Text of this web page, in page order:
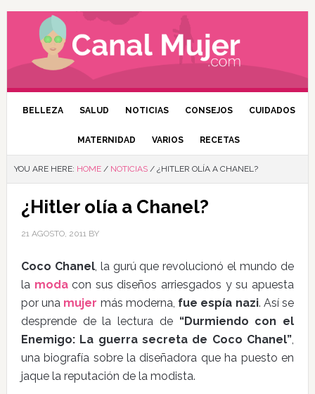
BELLEZA SALUD NOTICIAS CONSEJOS CUIDADOS
MATERNIDAD VARIOS RECETAS
YOU ARE HERE: HOME / NOTICIAS /¿HITLER OLÍA A CHANEL?
¿Hitler olía a Chanel?
21 AGOSTO, 2011BY
Coco Chanel, la gurú que revolucionó el mundo de
la modacon sus diseños arriesgados y su apuesta
por una mujer más moderna, fue espía nazi. Así se
desprende de la lectura de“Durmiendo con el
Enemigo: La guerra secreta de Coco Chanel”,
una biografía sobre la diseñadora que ha puesto en
jaque la reputación de la modista.